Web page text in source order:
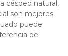
césped natural,
son mejores
puede
de